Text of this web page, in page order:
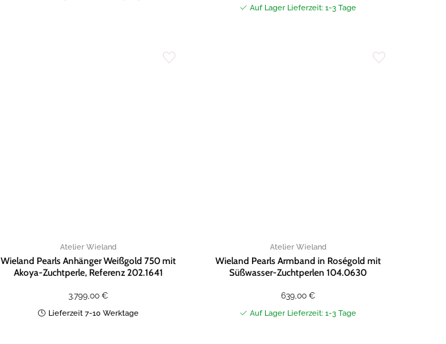
Auf Lager Lieferzeit: 1-3 Tage
Atelier Wieland
Wieland Pearls Anhänger Weißgold 750 mit
Akoya-Zuchtperle, Referenz 202.1641
3.799,00 €
Lieferzeit 7-10 Werktage
Atelier Wieland
Wieland Pearls Armband in Roségold mit
Süßwasser-Zuchtperlen 104.0630
639,00 €
Auf Lager Lieferzeit: 1-3 Tage